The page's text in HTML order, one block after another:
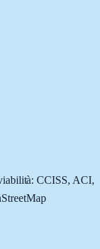
CCISS, ACI,